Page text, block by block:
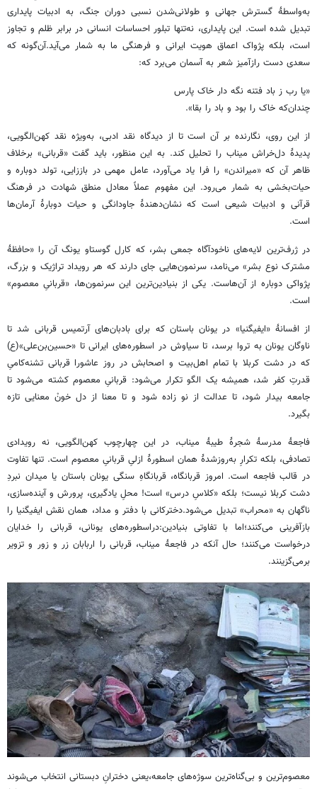
به‌واسطۀ گسترش جهانی و طولانی‌شدن نسبی دوران جنگ، به ادبیات پایداری
تبدیل شده است. این پایداری، نه‌تنها تبلور احساسات انسانی در برابر ظلم و تجاوز
است، بلکه پژواک اعماق هویت ایرانی و فرهنگی ما به شمار می‌آید.آن‌گونه که
سعدی دست رازآمیز شعر به آسمان می‌برد که:
«یا رب ز باد فتنه نگه ‌دار خاک پارس
چندان‌که خاک را بود و باد را بقا».
از این روی، نگارنده بر آن است تا از دیدگاه نقد ادبی، به‌ویژه نقد کهن‌الگویی،
پدیدۀ دل‌خراش میناب را تحلیل کند. به این منظور، باید گفت «قربانی» برخلاف
ظاهر آن که «میراندن» را فرا یاد می‌آورد، عامل مهمی در باززایی، تولد دوباره و
حیات‌بخشی به شمار می‌رود. این مفهوم عملاً معادل منطق شهادت در فرهنگ
قرآنی و ادبیات شیعی است که نشان‌دهندۀ جاودانگی و حیات دوبارۀ آرمان‌ها
است.
در ژرف‌ترین لایه‌های ناخودآگاه جمعی بشر، که کارل گوستاو یونگ آن را «حافظۀ
مشترک نوع بشر» می‌نامد، سرنمون‌هایی جای دارند که هر رویداد تراژیک و بزرگ،
پژواکی دوباره از آن‌هاست. یکی از بنیادین‌ترین این سرنمون‌ها، «قربانیِ معصوم»
است.
از افسانۀ «ایفیگنیا» در یونان باستان که برای بادبان‌های آرتمیس قربانی شد تا
ناوگان یونان به تروا برسد، تا سیاوش در اسطوره‌های ایرانی تا «حسین‌بن‌علی»(ع)
که در دشت کربلا با تمام اهل‌بیت و اصحابش در روز عاشورا قربانی تشنه‌کامیِ
قدرتِ کفر شد، همیشه یک الگو تکرار می‌شود: قربانیِ معصوم کشته می‌شود تا
جامعه بیدار شود، تا عدالت از نو زاده شود و تا معنا از دل خونْ معنایی تازه
بگیرد.
فاجعۀ مدرسۀ شجرۀ طیبۀ میناب، در این چهارچوب کهن‌الگویی، نه رویدادی
تصادفی، بلکه تکرارِ به‌روزشدۀ همان اسطورۀ ازلیِ قربانیِ معصوم است. تنها تفاوت
در قالب فاجعه است. امروز قربانگاه، قربانگاهِ سنگی یونان باستان یا میدان نبردِ
دشت کربلا نیست؛ بلکه «کلاسِ درس» است! محلِ یادگیری، پرورش و آینده‌سازی،
ناگهان به «محراب» تبدیل می‌شود.دخترکانی با دفتر و مداد، همان نقش ایفیگنیا را
بازآفرینی می‌کنند؛اما با تفاوتی بنیادین:دراسطوره‌های یونانی، قربانی را خدایان
درخواست می‌کنند؛ حال آنکه در فاجعۀ میناب، قربانی را اربابان زر و زور و تزویر
برمی‌گزینند.
معصوم‌ترین و بی‌گناه‌ترین سوژه‌های جامعه،یعنی دخترانِ دبستانی انتخاب می‌شوند